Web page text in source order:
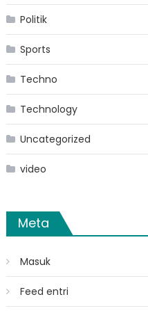
Politik
Sports
Techno
Technology
Uncategorized
video
Meta
Masuk
Feed entri